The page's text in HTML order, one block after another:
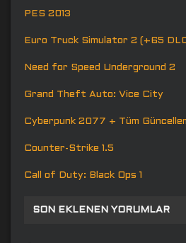
PES 2013
Euro Truck Simulator 2 (+65
Need for Speed Underground 2
Grand Theft Auto: Vice City
Cyberpunk 2077 + Tüm
Counter-Strike 1.5
Call of Duty: Black Ops 1
SON EKLENEN YORUMLAR